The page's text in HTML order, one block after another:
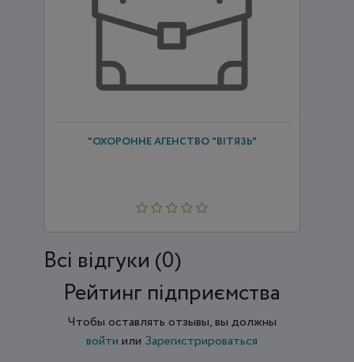
"ОХОРОННЕ АГЕНСТВО "ВІТЯЗЬ"
Всi відгуки (0)
Рейтинг підприємства
Чтобы оставлять отзывы, вы должны
войти или Зарегистрироваться